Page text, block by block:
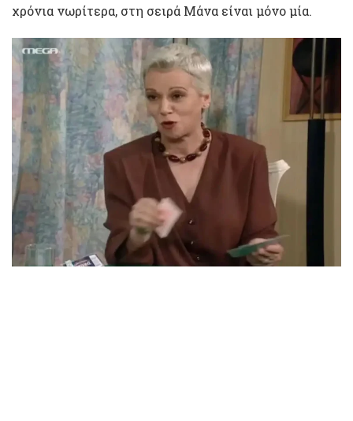
χρόνια νωρίτερα, στη σειρά Μάνα είναι μόνο μία.